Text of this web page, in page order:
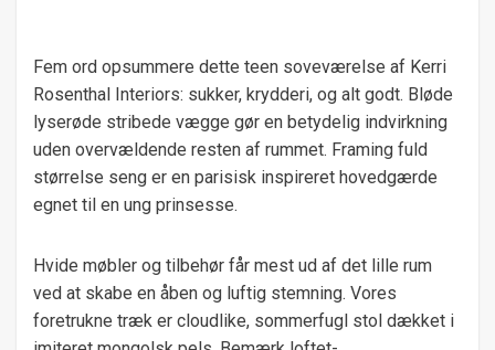
Fem ord opsummere dette teen soveværelse af Kerri
Rosenthal Interiors: sukker, krydderi, og alt godt. Bløde
lyserøde stribede vægge gør en betydelig indvirkning
uden overvældende resten af ​​rummet. Framing fuld
størrelse seng er en parisisk inspireret hovedgærde
egnet til en ung prinsesse.
Hvide møbler og tilbehør får mest ud af det lille rum
ved at skabe en åben og luftig stemning. Vores
foretrukne træk er cloudlike, sommerfugl stol dækket i